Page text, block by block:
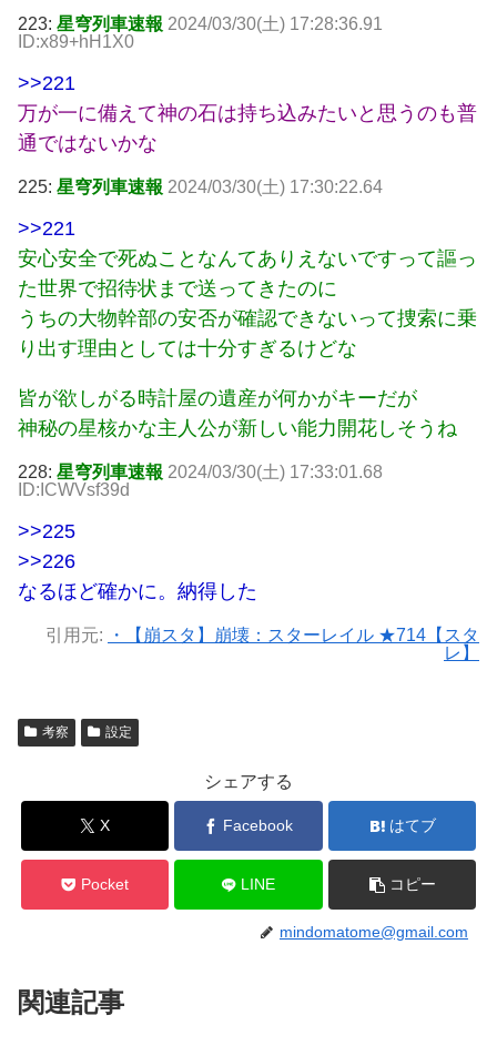
223: 星穹列車速報 2024/03/30(土) 17:28:36.91
ID:x89+hH1X0
>>221
万が一に備えて神の石は持ち込みたいと思うのも普
通ではないかな
225: 星穹列車速報 2024/03/30(土) 17:30:22.64
>>221
安心安全で死ぬことなんてありえないですって謳っ
た世界で招待状まで送ってきたのに
うちの大物幹部の安否が確認できないって捜索に乗
り出す理由としては十分すぎるけどな
皆が欲しがる時計屋の遺産が何かがキーだが
神秘の星核かな主人公が新しい能力開花しそうね
228: 星穹列車速報 2024/03/30(土) 17:33:01.68
ID:ICWVsf39d
>>225
>>226
なるほど確かに。納得した
引用元:
・【崩スタ】崩壊：スターレイル ★714【スタ
レ】
考察 設定
シェアする
X Facebook はてブ
Pocket LINE コピー
mindomatome@gmail.com
関連記事